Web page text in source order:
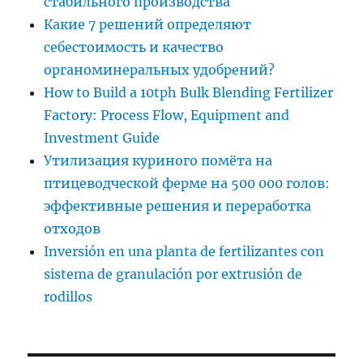
Какие 7 решений определяют
себестоимость и качество
органоминеральных удобрений?
How to Build a 10tph Bulk Blending Fertilizer
Factory: Process Flow, Equipment and
Investment Guide
Утилизация куриного помёта на
птицеводческой ферме на 500 000 голов:
эффективные решения и переработка
отходов
Inversión en una planta de fertilizantes con
sistema de granulación por extrusión de
rodillos